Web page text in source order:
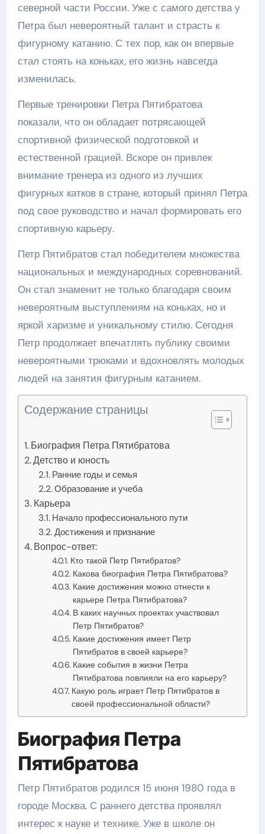
северной части России. Уже с самого детства у
Петра был невероятный талант и страсть к
фигурному катанию. С тех пор, как он впервые
стал стоять на коньках, его жизнь навсегда
изменилась.
Первые тренировки Петра Пятибратова
показали, что он обладает потрясающей
спортивной физической подготовкой и
естественной грацией. Вскоре он привлек
внимание тренера из одного из лучших
фигурных катков в стране, который принял Петра
под свое руководство и начал формировать его
спортивную карьеру.
Петр Пятибратов стал победителем множества
национальных и международных соревнований.
Он стал знаменит не только благодаря своим
невероятным выступлениям на коньках, но и
яркой харизме и уникальному стилю. Сегодня
Петр продолжает впечатлять публику своими
невероятными трюками и вдохновлять молодых
людей на занятия фигурным катанием.
Содержание страницы
Биография Петра Пятибратова
Детство и юность
Ранние годы и семья
Образование и учеба
Карьера
Начало профессионального пути
Достижения и признание
Вопрос-ответ:
Кто такой Петр Пятибратов?
Какова биография Петра Пятибратова?
Какие достижения можно отнести к
карьере Петра Пятибратова?
В каких научных проектах участвовал
Петр Пятибратов?
Какие достижения имеет Петр
Пятибратов в своей карьере?
Какие события в жизни Петра
Пятибратова повлияли на его карьеру?
Какую роль играет Петр Пятибратов в
своей профессиональной области?
Биография Петра
Пятибратова
Петр Пятибратов родился 15 июня 1980 года в
городе Москва. С раннего детства проявлял
интерес к науке и технике. Уже в школе он